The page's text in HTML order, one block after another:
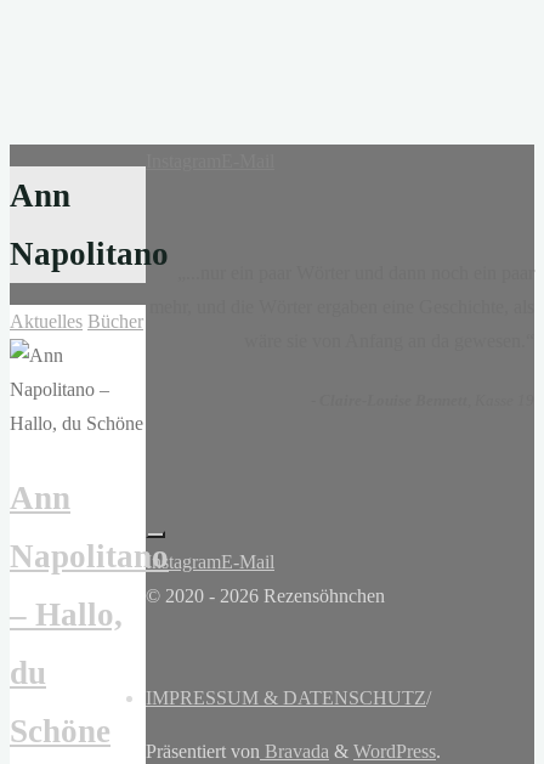
Ann
Napolitano
Aktuelles Bücher
Ann
Napolitano
– Hallo,
du
Schöne
InstagramE-Mail
© 2020 - 2026 Rezensöhnchen
IMPRESSUM & DATENSCHUTZ/
Präsentiert von Bravada & WordPress.